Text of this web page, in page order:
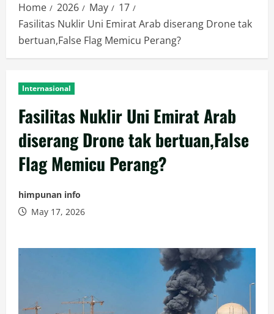
Home 2026 May
17
Fasilitas Nuklir Uni Emirat Arab diserang Drone tak
bertuan,False Flag Memicu Perang?
Internasional
Fasilitas Nuklir Uni Emirat Arab
diserang Drone tak bertuan,False
Flag Memicu Perang?
himpunan info
May 17, 2026